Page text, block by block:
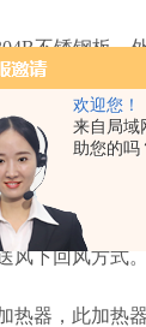
欢迎您！
来自局域
助您的吗
不锈钢板，
封材料。
空玻璃，尺寸
测试孔，
个空气调节柜
风下回风方式。
热器，此加热